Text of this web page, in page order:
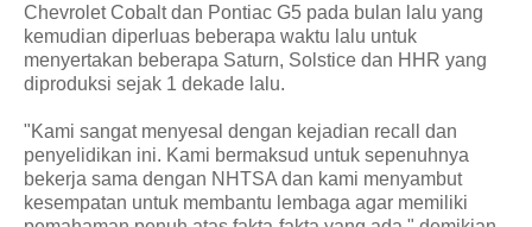
Chevrolet Cobalt dan Pontiac G5 pada bulan lalu yang
kemudian diperluas beberapa waktu lalu untuk
menyertakan beberapa Saturn, Solstice dan HHR yang
diproduksi sejak 1 dekade lalu.
"Kami sangat menyesal dengan kejadian recall dan
penyelidikan ini. Kami bermaksud untuk sepenuhnya
bekerja sama dengan NHTSA dan kami menyambut
kesempatan untuk membantu lembaga agar memiliki